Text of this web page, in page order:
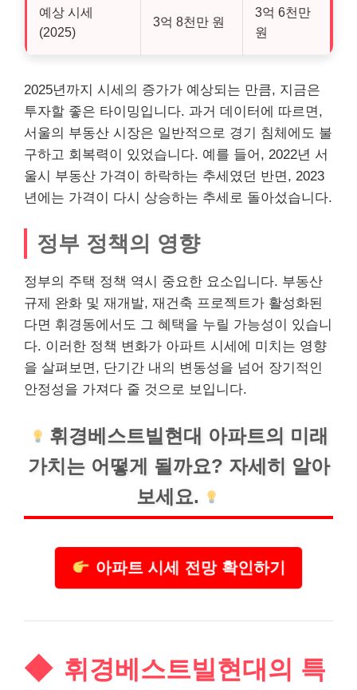
예상 시세
(2025)
3억 8천만 원
3억 6천만
원
2025년까지 시세의 증가가 예상되는 만큼, 지금은
투자할 좋은 타이밍입니다. 과거 데이터에 따르면,
서울의 부동산 시장은 일반적으로 경기 침체에도 불
구하고 회복력이 있었습니다. 예를 들어, 2022년 서
울시 부동산 가격이 하락하는 추세였던 반면, 2023
년에는 가격이 다시 상승하는 추세로 돌아섰습니다.
정부 정책의 영향
정부의 주택 정책 역시 중요한 요소입니다. 부동산
규제 완화 및 재개발, 재건축 프로젝트가 활성화된
다면 휘경동에서도 그 혜택을 누릴 가능성이 있습니
다. 이러한 정책 변화가 아파트 시세에 미치는 영향
을 살펴보면, 단기간 내의 변동성을 넘어 장기적인
안정성을 가져다 줄 것으로 보입니다.
휘경베스트빌현대 아파트의 미래
가치는 어떻게 될까요? 자세히 알아
보세요.
아파트 시세 전망 확인하기
휘경베스트빌현대의 특